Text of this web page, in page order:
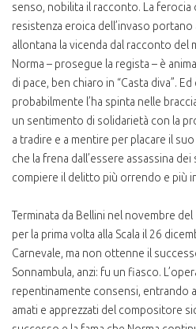
senso, nobilita il racconto. La ferocia
resistenza eroica dell’invaso portano
allontana la vicenda dal racconto
Norma – prosegue la regista – è
di pace, ben chiaro in “Casta diva”.
probabilmente l’ha spinta nelle
un sentimento di solidarietà con la
a tradire e a mentire per placare il
che la frena dall’essere assassina
compiere il delitto più orrendo e più
Terminata da Bellini nel novembre
per la prima volta alla Scala il 26
Carnevale, ma non ottenne il
Sonnambula, anzi: fu un fiasco.
repentinamente consensi, entrando
amati e apprezzati del compositore